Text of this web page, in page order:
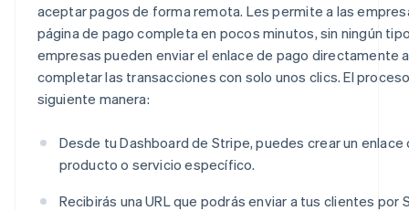
aceptar pagos de forma remota. Les permite a las
página de pago completa en pocos minutos, sin ningún
empresas pueden enviar el enlace de pago directamente
completar las transacciones con solo unos clics. El
siguiente manera:
Desde tu Dashboard de Stripe, puedes crear un enlace
producto o servicio específico.
Recibirás una URL que podrás enviar a tus clientes por